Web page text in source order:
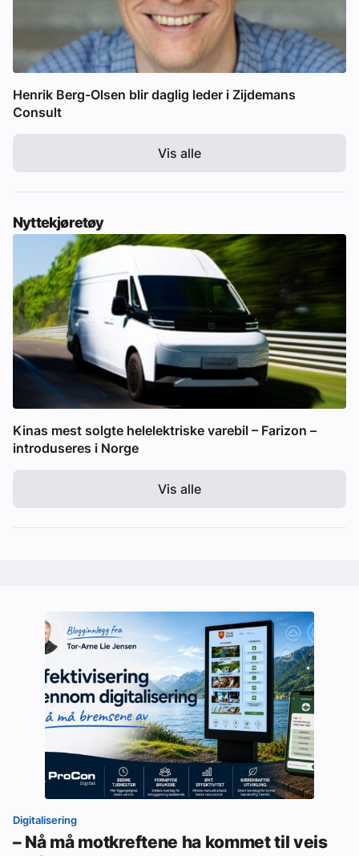
Henrik Berg-Olsen blir daglig leder i Zijdemans
Consult
Vis alle
Nyttekjøretøy
Kinas mest solgte helelektriske varebil – Farizon –
introduseres i Norge
Vis alle
Digitalisering
– Nå må motkreftene ha kommet til veis